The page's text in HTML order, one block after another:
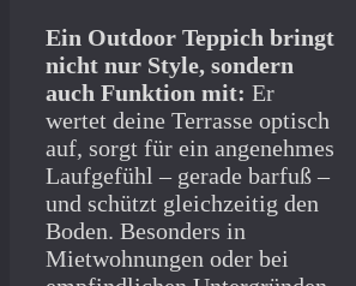
Ein Outdoor Teppich bringt
nicht nur Style, sondern
auch Funktion mit: Er
wertet deine Terrasse optisch
auf, sorgt für ein angenehmes
Laufgefühl – gerade barfuß –
und schützt gleichzeitig den
Boden. Besonders in
Mietwohnungen oder bei